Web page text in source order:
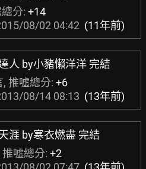
分: +14
08/02 04:42 (11年前)
人 by小豬懶洋洋 完結
, 推噓總分: +6
08/14 08:13 (13年前)
涯 by寒衣燃盡 完結
推噓總分: +2